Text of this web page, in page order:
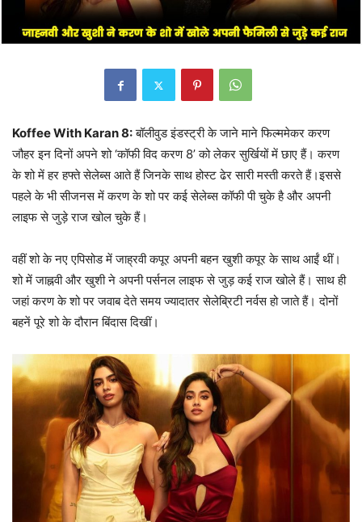
Koffee With Karan 8:बॉलीवुड इंडस्ट्री के जाने माने फिल्ममेकर करण
जौहर इन दिनों अपने शो ‘कॉफी विद करण 8’ को लेकर सुर्खियों में छाए हैं। करण
के शो में हर हफ्ते सेलेब्स आते हैं जिनके साथ होस्ट ढेर सारी मस्ती करते हैं।इससे
पहले के भी सीजनस में करण के शो पर कई सेलेब्स कॉफी पी चुके है और अपनी
लाइफ से जुड़े राज खोल चुके हैं।
वहीं शो के नए एपिसोड में जाह्रवी कपूर अपनी बहन खुशी कपूर के साथ आईं थीं।
शो में जाह्नवी और खुशी ने अपनी पर्सनल लाइफ से जुड़ कई राज खोले हैं। साथ ही
जहां करण के शो पर जवाब देते समय ज्यादातर सेलेब्रिटी नर्वस हो जाते हैं। दोनों
बहनें पूरे शो के दौरान बिंदास दिखीं।